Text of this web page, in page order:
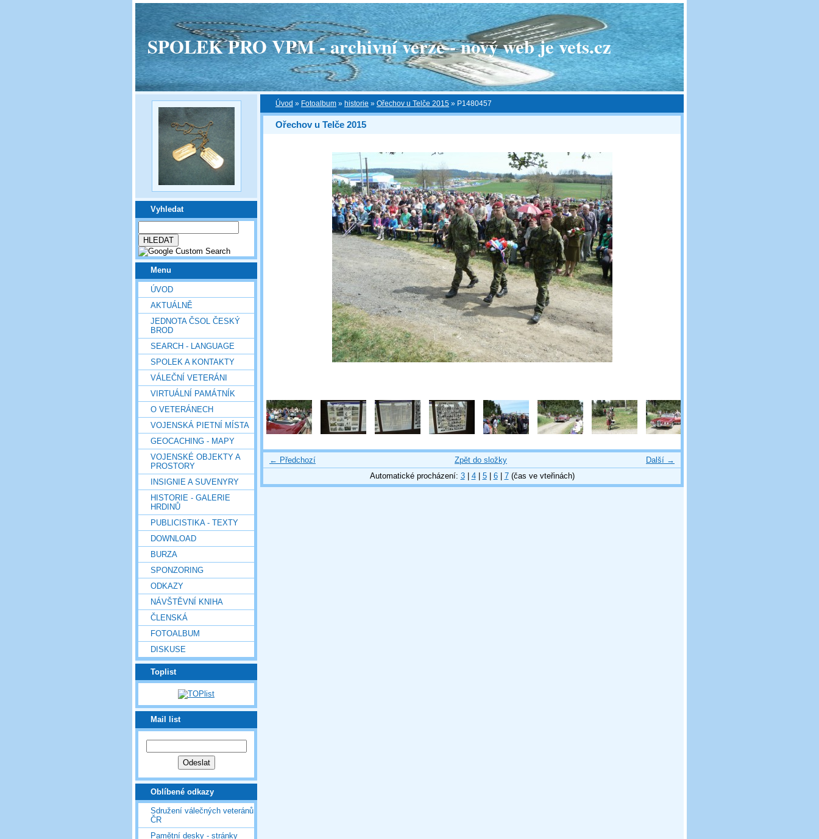
SPOLEK PRO VPM - archivní verze - nový web je vets.cz
Vyhledat
Menu
ÚVOD
AKTUÁLNĚ
JEDNOTA ČSOL ČESKÝ
BROD
SEARCH - LANGUAGE
SPOLEK A KONTAKTY
VÁLEČNÍ VETERÁNI
VIRTUÁLNÍ PAMÁTNÍK
O VETERÁNECH
VOJENSKÁ PIETNÍ MÍSTA
GEOCACHING - MAPY
VOJENSKÉ OBJEKTY A
PROSTORY
INSIGNIE A SUVENYRY
HISTORIE - GALERIE
HRDINŮ
PUBLICISTIKA - TEXTY
DOWNLOAD
BURZA
SPONZORING
ODKAZY
NÁVŠTĚVNÍ KNIHA
ČLENSKÁ
FOTOALBUM
DISKUSE
Toplist
Mail list
Oblíbené odkazy
Sdružení válečných veteránů
ČR
Pamětní desky - stránky
Úvod » Fotoalbum » historie » Ořechov u Telče 2015 » P1480457
Ořechov u Telče 2015
← Předchozí Další →
Zpět do složky
Automatické procházení: 3| 4| 5| 6| 7(čas ve vteřinách)